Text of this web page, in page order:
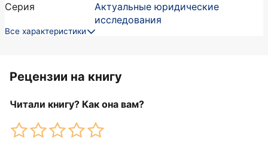
Серия
Актуальные юридические
исследования
Все характеристики
Рецензии на книгу
Читали книгу? Как она вам?